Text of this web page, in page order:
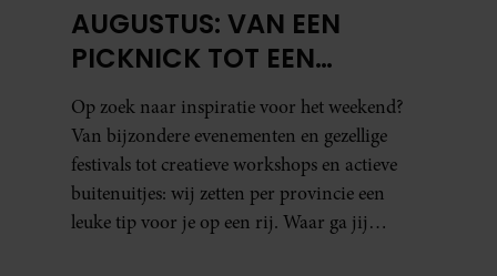
AUGUSTUS: VAN EEN
PICKNICK TOT EEN
VOGELHUISJE MAKEN
Op zoek naar inspiratie voor het weekend?
Van bijzondere evenementen en gezellige
festivals tot creatieve workshops en actieve
buitenuitjes: wij zetten per provincie een
leuke tip voor je op een rij. Waar ga jij